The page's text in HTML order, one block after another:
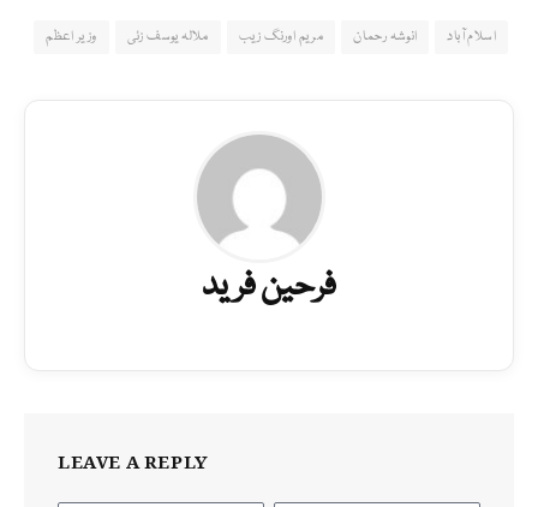
اسلام آباد انوشہ رحمان مریم اورنگ زیب ملالہ یوسف زئی وزیر اعظم
فرحین فرید
LEAVE A REPLY